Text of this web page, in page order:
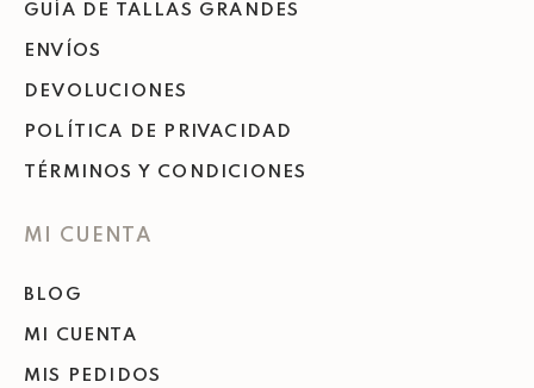
GUÍA DE TALLAS GRANDES
ENVÍOS
DEVOLUCIONES
POLÍTICA DE PRIVACIDAD
TÉRMINOS Y CONDICIONES
MI CUENTA
BLOG
MI CUENTA
MIS PEDIDOS